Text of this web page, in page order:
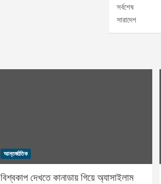
সর্বশেষ
সারাদেশ
আন্তর্জাতিক
বিশ্বকাপ দেখতে কানাডায় গিয়ে অ্যাসাইলাম